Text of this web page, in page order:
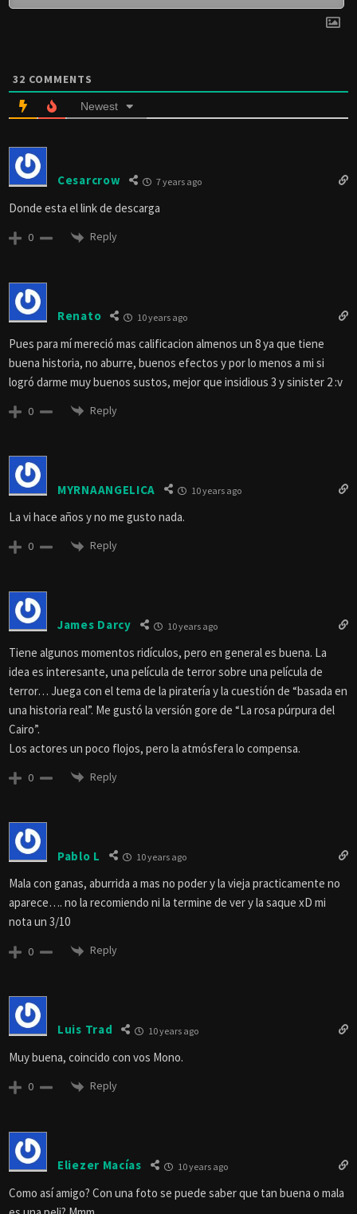
32 COMMENTS
Newest
Cesarcrow 7 years ago
Donde esta el link de descarga
0 Reply
Renato 10 years ago
Pues para mí mereció mas calificacion almenos un 8 ya que tiene
buena historia, no aburre, buenos efectos y por lo menos a mi si
logró darme muy buenos sustos, mejor que insidious 3 y sinister 2 :v
0 Reply
MYRNAANGELICA 10 years ago
La vi hace años y no me gusto nada.
0 Reply
James Darcy 10 years ago
Tiene algunos momentos ridículos, pero en general es buena. La
idea es interesante, una película de terror sobre una película de
terror… Juega con el tema de la piratería y la cuestión de “basada en
una historia real”. Me gustó la versión gore de “La rosa púrpura del
Cairo”.
Los actores un poco flojos, pero la atmósfera lo compensa.
0 Reply
Pablo L 10 years ago
Mala con ganas, aburrida a mas no poder y la vieja practicamente no
aparece…. no la recomiendo ni la termine de ver y la saque xD mi
nota un 3/10
0 Reply
Luis Trad 10 years ago
Muy buena, coincido con vos Mono.
0 Reply
Eliezer Macías 10 years ago
Como así amigo? Con una foto se puede saber que tan buena o mala